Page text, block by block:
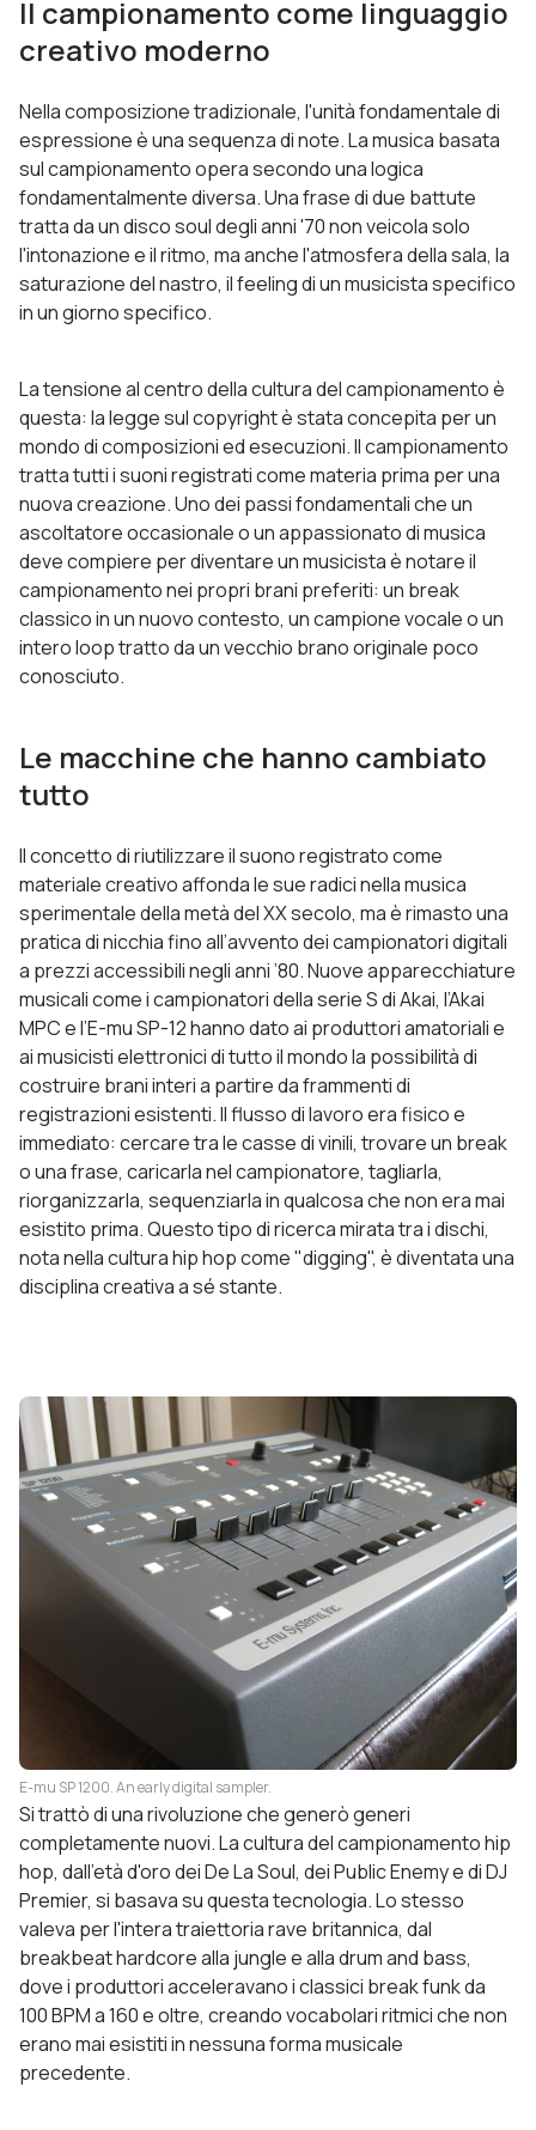
Il campionamento come linguaggio
creativo moderno
Nella composizione tradizionale, l'unità fondamentale di
espressione è una sequenza di note. La musica basata
sul campionamento opera secondo una logica
fondamentalmente diversa. Una frase di due battute
tratta da un disco soul degli anni '70 non veicola solo
l'intonazione e il ritmo, ma anche l'atmosfera della sala, la
saturazione del nastro, il feeling di un musicista specifico
in un giorno specifico.
La tensione al centro della cultura del campionamento è
questa: la legge sul copyright è stata concepita per un
mondo di composizioni ed esecuzioni. Il campionamento
tratta tutti i suoni registrati come materia prima per una
nuova creazione. Uno dei passi fondamentali che un
ascoltatore occasionale o un appassionato di musica
deve compiere per diventare un musicista è notare il
campionamento nei propri brani preferiti: un break
classico in un nuovo contesto, un campione vocale o un
intero loop tratto da un vecchio brano originale poco
conosciuto.
Le macchine che hanno cambiato
tutto
Il concetto di riutilizzare il suono registrato come
materiale creativo affonda le sue radici nella musica
sperimentale della metà del XX secolo, ma è rimasto una
pratica di nicchia fino all’avvento dei campionatori digitali
a prezzi accessibili negli anni ’80. Nuove apparecchiature
musicali come i campionatori della serie S di Akai, l’Akai
MPC e l’E-mu SP-12 hanno dato ai produttori amatoriali e
ai musicisti elettronici di tutto il mondo la possibilità di
costruire brani interi a partire da frammenti di
registrazioni esistenti. Il flusso di lavoro era fisico e
immediato: cercare tra le casse di vinili, trovare un break
o una frase, caricarla nel campionatore, tagliarla,
riorganizzarla, sequenziarla in qualcosa che non era mai
esistito prima. Questo tipo di ricerca mirata tra i dischi,
nota nella cultura hip hop come "digging", è diventata una
disciplina creativa a sé stante.
E-mu SP 1200. An early digital sampler.
Si trattò di una rivoluzione che generò generi
completamente nuovi. La cultura del campionamento hip
hop, dall'età d'oro dei De La Soul, dei Public Enemy e di DJ
Premier, si basava su questa tecnologia. Lo stesso
valeva per l'intera traiettoria rave britannica, dal
breakbeat hardcore alla jungle e alla drum and bass,
dove i produttori acceleravano i classici break funk da
100 BPM a 160 e oltre, creando vocabolari ritmici che non
erano mai esistiti in nessuna forma musicale
precedente.